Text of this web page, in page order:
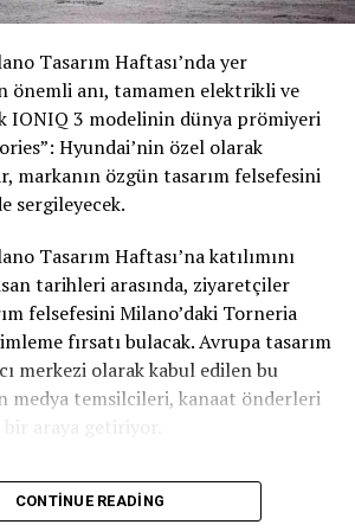
sürdürüyor. Audi, bu model
günlük kullanıma uygun bir
yanıt vermeyi amaçlıyor.
elektrikli dünyasına geçişi daha
hedefliyor.
Almanya’daki merkezi Ingolstadt’ta
tamamen elektrikli model ailesi
Almanya ve Avrupa’daki
elektrikli dönüşüm doğrultusunda
bir parçası olarak öne çıkıyor.
ürün stratejisi açısından
üretim altyapısının geleceği
yalnızca ürün gamını
Tasarım Haftası’nda yer
önemli anı, tamamen elektrikli ve
IONIQ 3 modelinin dünya prömiyeri
Hyundai’nin özel olarak
markanın özgün tasarım felsefesini
sergileyecek.
Tasarım Haftası’na katılımını
tarihleri arasında, ziyaretçiler
felsefesini Milano’daki Torneria
fırsatı bulacak. Avrupa tasarım
merkezi olarak kabul edilen bu
medya temsilcileri, kanaat önderleri
araya getiriyor.
bir enstalasyon aracılığıyla
özgün tasarım süreciyle
CONTINUE READING